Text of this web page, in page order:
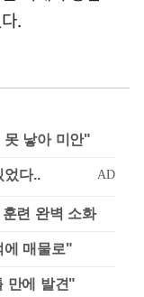
.
낳아 미안"
련 완벽 소화
에 매물로"
만에 발견"